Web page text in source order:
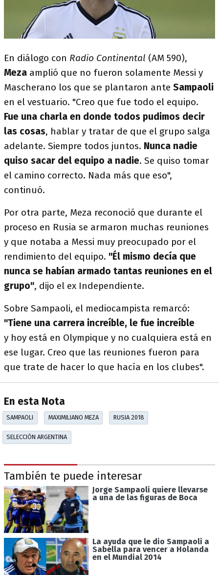
En diálogo con Radio Continental (AM 590),
Meza amplió que no fueron solamente Messi y
Mascherano los que se plantaron ante Sampaoli
en el vestuario. "Creo que fue todo el equipo.
Fue una charla en donde todos pudimos decir
las cosas, hablar y tratar de que el grupo salga
adelante. Siempre todos juntos. Nunca nadie
quiso sacar del equipo a nadie. Se quiso tomar
el camino correcto. Nada más que eso",
continuó.
Por otra parte, Meza reconoció que durante el
proceso en Rusia se armaron muchas reuniones
y que notaba a Messi muy preocupado por el
rendimiento del equipo. "Él mismo decía que
nunca se habían armado tantas reuniones en el
grupo", dijo el ex Independiente.
Sobre Sampaoli, el mediocampista remarcó:
"Tiene una carrera increíble, le fue increíble
y hoy está en Olympique y no cualquiera está en
ese lugar. Creo que las reuniones fueron para
que trate de hacer lo que hacía en los clubes".
En esta Nota
SAMPAOLI MAXIMILIANO MEZA RUSIA 2018
SELECCIÓN ARGENTINA
También te puede interesar
Jorge Sampaoli quiere llevarse
a una de las figuras de Boca
La ayuda que le dio Sampaoli a
Sabella para vencer a Holanda
en el Mundial 2014